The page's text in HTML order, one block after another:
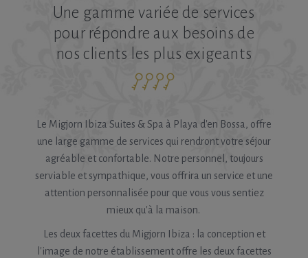
Une gamme variée de services
pour répondre aux besoins de
nos clients les plus exigeants
Le Migjorn Ibiza Suites & Spa à Playa d'en Bossa, offre
une large gamme de services qui rendront votre séjour
agréable et confortable. Notre personnel, toujours
serviable et sympathique, vous offrira un service et une
attention personnalisée pour que vous vous sentiez
mieux qu'à la maison.
Les deux facettes du Migjorn Ibiza : la conception et
l'image de notre établissement offre les deux facettes